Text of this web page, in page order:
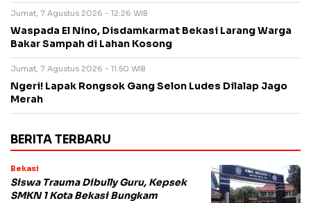
Jumat, 7 Agustus 2026 - 12:26 WIB
Waspada El Nino, Disdamkarmat Bekasi Larang Warga
Bakar Sampah di Lahan Kosong
Jumat, 7 Agustus 2026 - 11:50 WIB
Ngeri! Lapak Rongsok Gang Selon Ludes Dilalap Jago
Merah
BERITA TERBARU
Bekasi
Siswa Trauma Dibully Guru, Kepsek
SMKN 1 Kota Bekasi Bungkam